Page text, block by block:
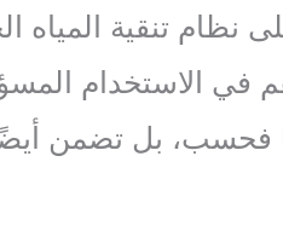
نظام تنقية المياه
في الاستخدام
فحسب، بل تضمن